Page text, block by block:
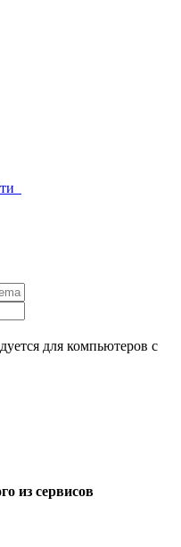
для компьютеров с
из сервисов